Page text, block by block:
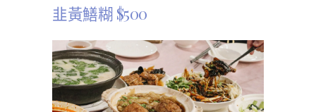
韭黃鱔糊 $500